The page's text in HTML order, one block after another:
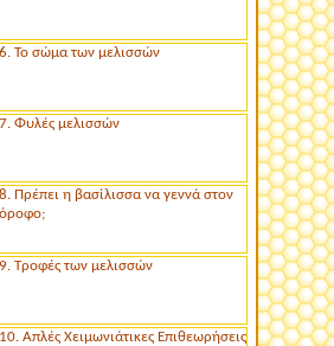
6. Το σώμα των μελισσών
7. Φυλές μελισσών
8. Πρέπει η βασίλισσα να γεννά στον
όροφο;
9. Τροφές των μελισσών
10. Απλές Χειμωνιάτικες Επιθεωρήσεις